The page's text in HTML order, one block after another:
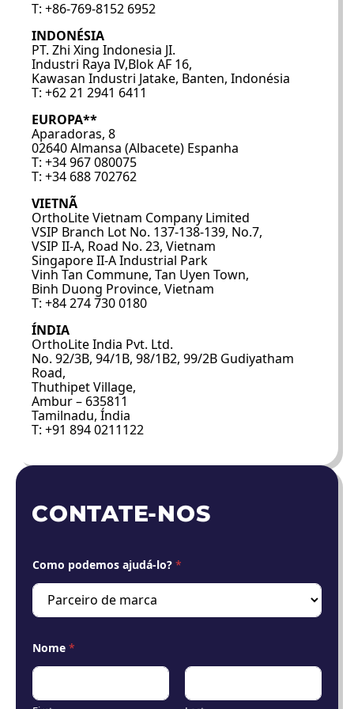
T: +86-769-8152 6952
INDONÉSIA
PT. Zhi Xing Indonesia JI.
Industri Raya IV,Blok AF 16,
Kawasan Industri Jatake, Banten, Indonésia
T: +62 21 2941 6411
EUROPA**
Aparadoras, 8
02640 Almansa (Albacete) Espanha
T: +34 967 080075
T: +34 688 702762
VIETNÃ
OrthoLite Vietnam Company Limited
VSIP Branch Lot No. 137-138-139, No.7,
VSIP II-A, Road No. 23, Vietnam
Singapore II-A Industrial Park
Vinh Tan Commune, Tan Uyen Town,
Binh Duong Province, Vietnam
T: +84 274 730 0180
ÍNDIA
OrthoLite India Pvt. Ltd.
No. 92/3B, 94/1B, 98/1B2, 99/2B Gudiyatham
Road,
Thuthipet Village,
Ambur – 635811
Tamilnadu, Índia
T: +91 894 0211122
CONTATE-NOS
Como podemos ajudá-lo? *
Nome *